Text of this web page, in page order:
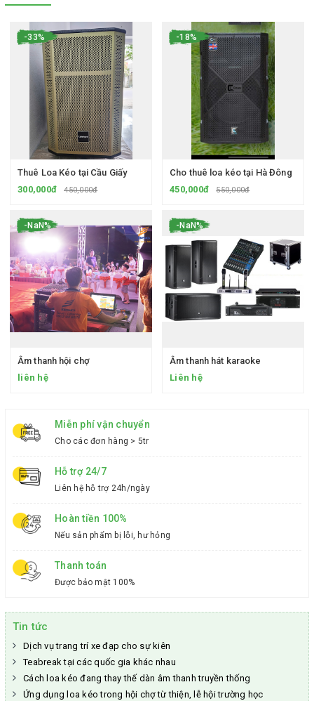
-33%
Thuê Loa Kéo tại Cầu Giấy
300,000đ
450,000đ
-18%
Cho thuê loa kéo tại Hà Đông
450,000đ
550,000đ
-NaN%
Âm thanh hội chợ
liên hệ
-NaN%
Âm thanh hát karaoke
Liên hệ
Miễn phí vận chuyển
Cho các đơn hàng > 5tr
Hỗ trợ 24/7
Liên hệ hỗ trợ 24h/ngày
Hoàn tiền 100%
Nếu sản phẩm bị lỗi, hư hỏng
Thanh toán
Được bảo mật 100%
Tin tức
Dịch vụ trang trí xe đạp cho sự kiên
Teabreak tại các quốc gia khác nhau
Cách loa kéo đang thay thế dàn âm thanh truyền thống
Ứng dụng loa kéo trong hội chợ từ thiện, lễ hội trường học